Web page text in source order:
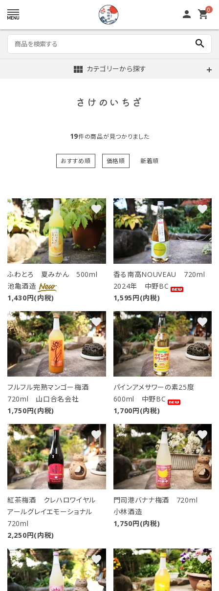
person 0
shopping_cart
search
view_module カテゴリーから探す
さけのいちざ
19件の商品が見つかりました
おすすめ順 価格順 新着順
ふわとろ 夏みかん 500ml
池亀酒造
1,430円(内税)
favorite
香る南高NOUVEAU 720ml
2024年 中野BC
1,595円(内税)
favorite
フルフル完熟マンゴー梅酒
720ml 山口合名会社
1,750円(内税)
favorite
パインアメサワーの素25度
600ml 中野BC
1,700円(内税)
favorite
紅茶梅酒 クレハロワイヤル
アールグレイエモーショナル
720ml
2,250円(内税)
favorite
門司港バナナ梅酒 720ml
小林酒造
1,750円(内税)
favorite
favorite favorite